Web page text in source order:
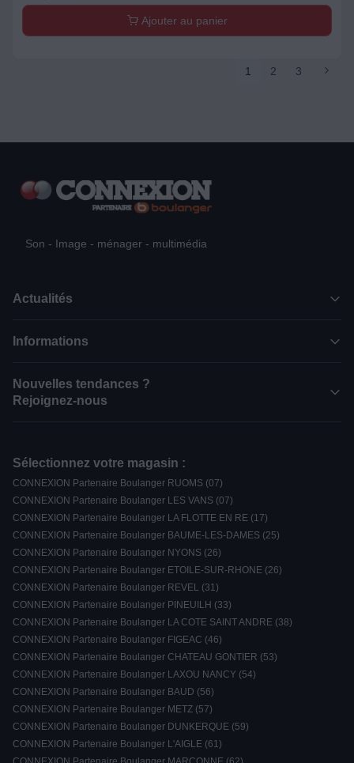
Ajouter au panier
1 2 3
Son - Image - ménager - multimédia
Actualités
Informations
Nouvelles tendances ?
Rejoignez-nous
Sélectionnez votre magasin :
CONNEXION Partenaire Boulanger RUOMS (07)
CONNEXION Partenaire Boulanger LES VANS (07)
CONNEXION Partenaire Boulanger LA FLOTTE EN RE (17)
CONNEXION Partenaire Boulanger BAUME-LES-DAMES (25)
CONNEXION Partenaire Boulanger NYONS (26)
CONNEXION Partenaire Boulanger ETOILE-SUR-RHONE (26)
CONNEXION Partenaire Boulanger REVEL (31)
CONNEXION Partenaire Boulanger PINEUILH (33)
CONNEXION Partenaire Boulanger LA COTE SAINT ANDRE (38)
CONNEXION Partenaire Boulanger FIGEAC (46)
CONNEXION Partenaire Boulanger CHATEAU GONTIER (53)
CONNEXION Partenaire Boulanger LAXOU NANCY (54)
CONNEXION Partenaire Boulanger BAUD (56)
CONNEXION Partenaire Boulanger METZ (57)
CONNEXION Partenaire Boulanger DUNKERQUE (59)
CONNEXION Partenaire Boulanger L'AIGLE (61)